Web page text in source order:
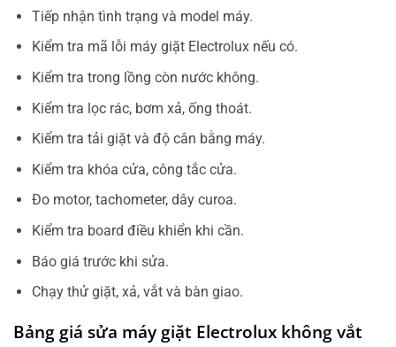
Tiếp nhận tình trạng và model máy.
Kiểm tra mã lỗi máy giặt Electrolux nếu có.
Kiểm tra trong lồng còn nước không.
Kiểm tra lọc rác, bơm xả, ống thoát.
Kiểm tra tải giặt và độ cân bằng máy.
Kiểm tra khóa cửa, công tắc cửa.
Đo motor, tachometer, dây curoa.
Kiểm tra board điều khiển khi cần.
Báo giá trước khi sửa.
Chạy thử giặt, xả, vắt và bàn giao.
Bảng giá sửa máy giặt Electrolux không vắt